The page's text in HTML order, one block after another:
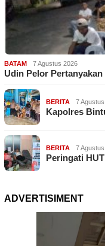
BATAM 7 Agustus 2026
Udin Pelor
BERITA 7
Kapolres
BERITA 7
Peringati
ADVERTISIMENT